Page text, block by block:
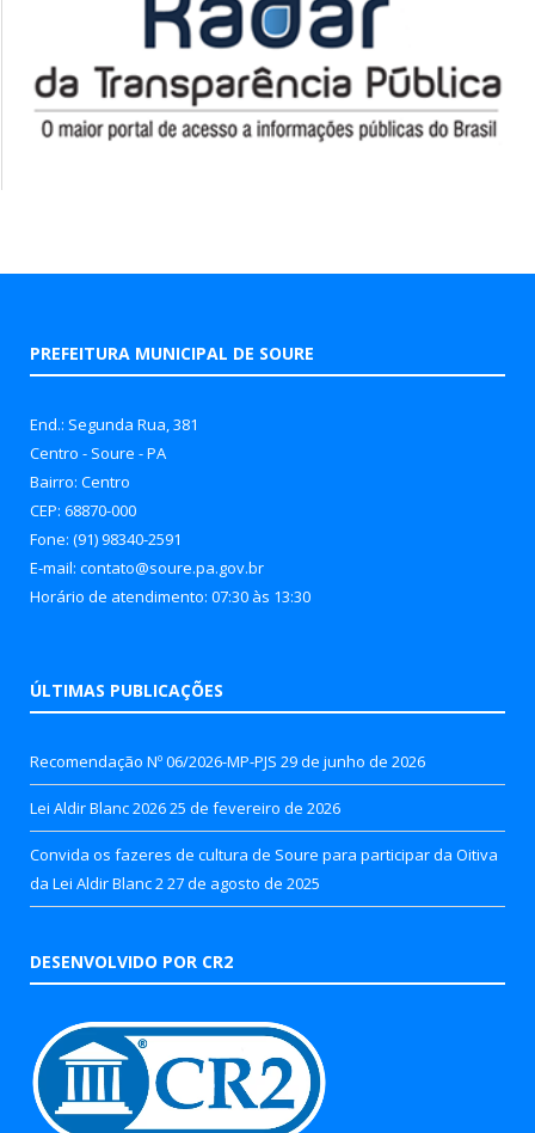
PREFEITURA MUNICIPAL DE SOURE
End.: Segunda Rua, 381
Centro - Soure - PA
Bairro: Centro
CEP: 68870-000
Fone: (91) 98340-2591
E-mail: contato@soure.pa.gov.br
Horário de atendimento: 07:30 às 13:30
ÚLTIMAS PUBLICAÇÕES
Recomendação Nº 06/2026-MP-PJS 29 de junho de 2026
Lei Aldir Blanc 202625 de fevereiro de 2026
Convida os fazeres de cultura de Soure para participar da Oitiva
da Lei Aldir Blanc 2 27 de agosto de 2025
DESENVOLVIDO POR CR2